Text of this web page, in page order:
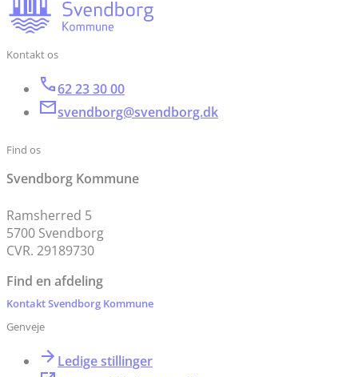
Kontakt os
62 23 30 00
svendborg@svendborg.dk
Find os
Svendborg Kommune
Ramsherred 5
5700 Svendborg
CVR. 29189730
Find en afdeling
Kontakt Svendborg Kommune
Genveje
Ledige stillinger